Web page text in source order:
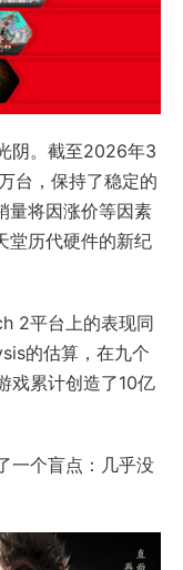
阴。截至2026年3
台，保持了稳定的
量将因涨价等因素
堂历代硬件的新纪
2平台上的表现同
的估算，在九个
戏累计创造了10亿
一个盲点：几乎没